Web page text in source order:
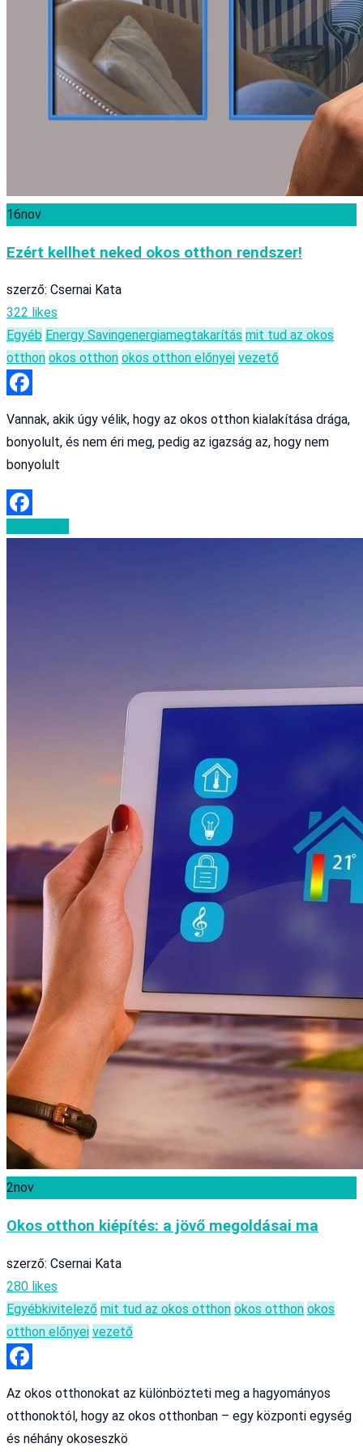
16nov
Ezért kellhet neked okos otthon rendszer!
szerző: Csernai Kata
322 likes
Egyéb Energy Savingenergiamegtakarítás mit tud az okos
otthon okos otthon okos otthon előnyei vezető
Vannak, akik úgy vélik, hogy az okos otthon kialakítása drága,
bonyolult, és nem éri meg, pedig az igazság az, hogy nem
bonyolult
2nov
Okos otthon kiépítés: a jövő megoldásai ma
szerző: Csernai Kata
280 likes
Egyébkivitelező mit tud az okos otthon okos otthon okos
otthon előnyei vezető
Az okos otthonokat az különbözteti meg a hagyományos
otthonoktól, hogy az okos otthonban – egy központi egység
és néhány okoseszkö